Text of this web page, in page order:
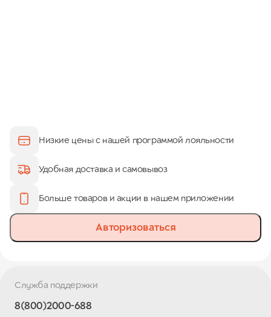
Низкие цены с нашей программой лояльности
Удобная доставка и самовывоз
Больше товаров и акции в нашем приложении
Авторизоваться
Служба поддержки
8(800)2000-688